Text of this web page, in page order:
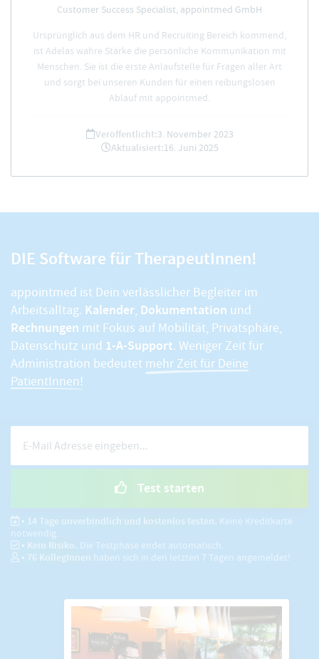
Customer Success Specialist, appointmed GmbH
Ursprünglich aus dem HR und Recruiting Bereich kommend,
ist Adelas wahre Stärke die persönliche Kommunikation mit
Menschen. Sie ist die erste Anlaufstelle für Fragen aller Art
und sorgt bei unseren Kunden für einen reibungslosen
Ablauf mit appointmed.
Veröffentlicht:3. November 2023
Aktualisiert:16. Juni 2025
DIE Software für TherapeutInnen!
appointmed ist Dein verlässlicher Begleiter im
Arbeitsalltag. Kalender, Dokumentation und
Rechnungen mit Fokus auf Mobilität, Privatsphäre,
Datenschutz und 1-A-Support. Weniger Zeit für
Administration bedeutet mehr Zeit für Deine
PatientInnen!
Test starten
• 14 Tage unverbindlich und kostenlos testen. Keine Kreditkarte
notwendig.
• Kein Risiko. Die Testphase endet automatisch.
• 76 KollegInnen haben sich in den letzten 7 Tagen angemeldet!